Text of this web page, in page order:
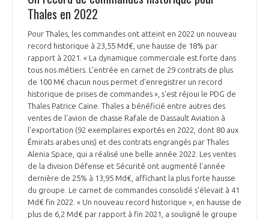
NOS MISSIONS
NOTRE HISTOIRE
ORGANISATION
LE CONSEIL DU GIFAS
L’ÉQUIPE DU GIFAS
NOS RÉSEAUX À L'INTERNATIONAL
FONCTIONNEMENT
GEADS
COMITÉ AERO PME
STARTAIR
COMMISSIONS ET COMITÉS
ACCOMPAGNEMENT DE NOS ADHÉRENTS
LES PROGRAMMES DU GIFAS
UN ÉCOSYSTÈME INTÉGRÉ ET COHÉRENT
POURQUOI DEVENIR MEMBRE ?
LA MÉDIATION
LA MÉDIATION DANS LA FILIÈRE AÉRONAUTIQUE ET SPATIALE
LE MÉDIATEUR DE LA FILIÈRE AÉRONAUTIQUE ET SPATIALE
LE SALON DU BOURGET
L'OBSERVATOIRE
20
Thales en 2022
Pour Thales, les commandes ont atteint en 2022 un nouveau
record historique à 23,55 Md€, une hausse de 18% par
rapport à 2021. « La dynamique commerciale est forte dans
tous nos métiers. L'entrée en carnet de 29 contrats de plus
de 100 M€ chacun nous permet d'enregistrer un record
historique de prises de commandes », s'est réjoui le PDG de
Thales Patrice Caine. Thales a bénéficié entre autres des
ventes de l'avion de chasse Rafale de Dassault Aviation à
l'exportation (92 exemplaires exportés en 2022, dont 80 aux
Émirats arabes unis) et des contrats engrangés par Thales
Alenia Space, qui a réalisé une belle année 2022. Les ventes
de la division Défense et Sécurité ont augmenté l'année
dernière de 25% à 13,95 Md€, affichant la plus forte hausse
du groupe. Le carnet de commandes consolidé s'élevait à 41
Md€ fin 2022. « Un nouveau record historique », en hausse de
plus de 6,2 Md€ par rapport à fin 2021, a souligné le groupe
Découvrez les avantages d'adhérer au GIFAS.
Rencontres, salons, données sectorielles,
programmes ...
DEMANDE D’ADHÉSION